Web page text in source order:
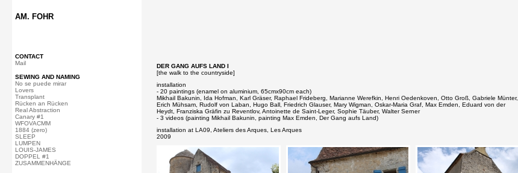
AM. FOHR
CONTACT
Mail
SEWING AND NAMING
No se puede mirar
Lovers
Transplant
Rücken an Rücken
Real Abstraction
Canary #1
WFOVACMM
1884 (zero)
SLEEP
LUMPEN
LOUIS-JAMES
DOPPEL #1
ZUSAMMENHÄNGE
DER GANG AUFS LAND I
[the walk to the countryside]
installation
- 20 paintings (enamel on aluminium, 65cmx90cm each)
Mikhail Bakunin, Ida Hofman, Karl Gräser, Raphael Frideberg, Marianne Werefkin, Henri Oedenkoven, Otto Groß, Gabriele Münter,
Erich Mühsam, Rudolf von Laban, Hugo Ball, Friedrich Glauser, Mary Wigman, Oskar-Maria Graf, Max Emden, Eduard von der
Heydt, Franziska Gräfin zu Reventlov, Antoinette de Saint-Leger, Sophie Täuber, Walter Serner
- 3 videos (painting Mikhail Bakunin, painting Max Emden, Der Gang aufs Land)
installation at LA09, Ateliers des Arques, Les Arques
2009